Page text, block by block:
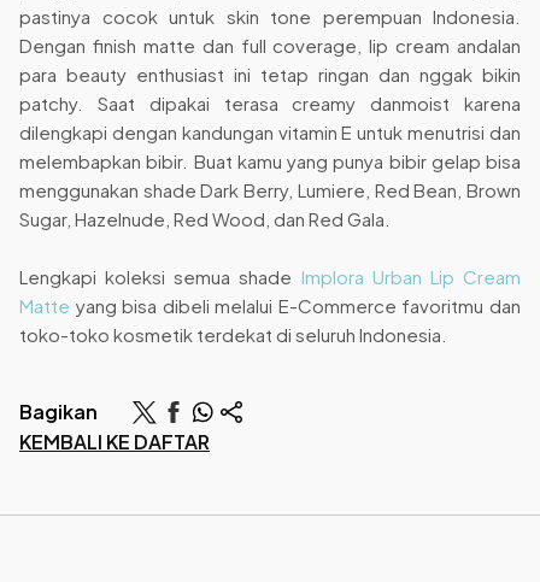
pastinya cocok untuk skin tone perempuan Indonesia.
Dengan finish matte dan full coverage, lip cream andalan
para beauty enthusiast ini tetap ringan dan nggak bikin
patchy. Saat dipakai terasa creamy danmoist karena
dilengkapi dengan kandungan vitamin E untuk menutrisi dan
melembapkan bibir. Buat kamu yang punya bibir gelap bisa
menggunakan shade Dark Berry, Lumiere, Red Bean, Brown
Sugar, Hazelnude, Red Wood, dan Red Gala.
Lengkapi koleksi semua shade Implora Urban Lip Cream
Matte yang bisa dibeli melalui E-Commerce favoritmu dan
toko-toko kosmetik terdekat di seluruh Indonesia.
KEMBALI KE DAFTAR
Bagikan